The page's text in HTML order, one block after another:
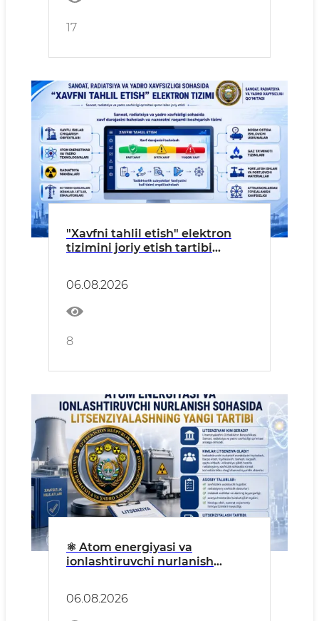
17
"Xavfni tahlil etish" elektron
tizimini joriy etish tartibi
06.08.2026
8
⚛️ Atom energiyasi va
ionlashtiruvchi nurlanish
06.08.2026